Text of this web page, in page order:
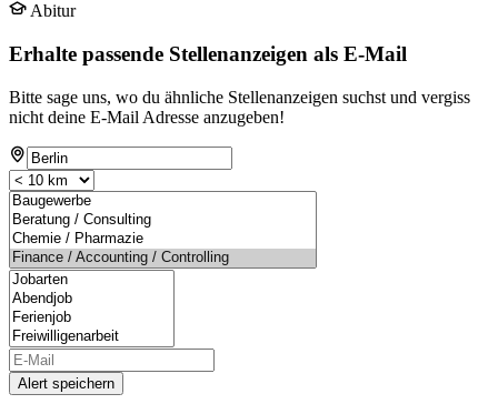
Abitur
Erhalte passende Stellenanzeigen als E-Mail
Bitte sage uns, wo du ähnliche Stellenanzeigen suchst und vergiss
nicht deine E-Mail Adresse anzugeben!
Alert speichern